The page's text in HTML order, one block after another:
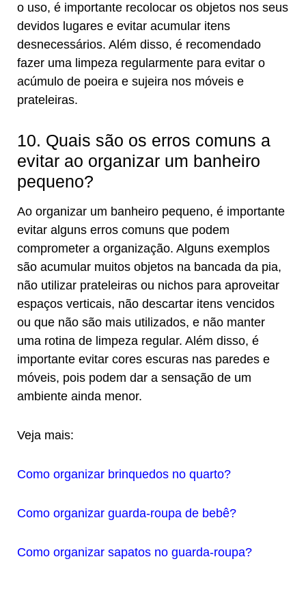
o uso, é importante recolocar os objetos nos seus
devidos lugares e evitar acumular itens
desnecessários. Além disso, é recomendado
fazer uma limpeza regularmente para evitar o
acúmulo de poeira e sujeira nos móveis e
prateleiras.
10. Quais são os erros comuns a
evitar ao organizar um banheiro
pequeno?
Ao organizar um banheiro pequeno, é importante
evitar alguns erros comuns que podem
comprometer a organização. Alguns exemplos
são acumular muitos objetos na bancada da pia,
não utilizar prateleiras ou nichos para aproveitar
espaços verticais, não descartar itens vencidos
ou que não são mais utilizados, e não manter
uma rotina de limpeza regular. Além disso, é
importante evitar cores escuras nas paredes e
móveis, pois podem dar a sensação de um
ambiente ainda menor.
Veja mais:
Como organizar brinquedos no quarto?
Como organizar guarda-roupa de bebê?
Como organizar sapatos no guarda-roupa?